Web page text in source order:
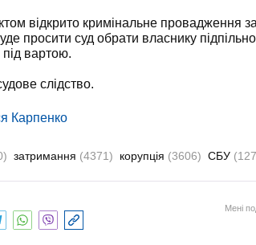
відкрито кримінальне провадження
просити суд обрати власнику
вартою.
слідство.
Карпенко
затримання (4371) корупція (3606) СБУ
Мені